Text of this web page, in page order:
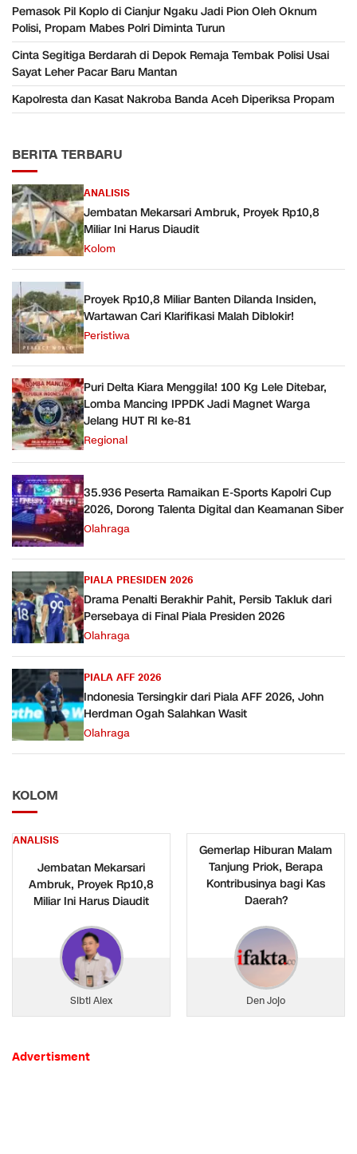
Pemasok Pil Koplo di Cianjur Ngaku Jadi Pion Oleh Oknum
Polisi, Propam Mabes Polri Diminta Turun
Cinta Segitiga Berdarah di Depok Remaja Tembak Polisi Usai
Sayat Leher Pacar Baru Mantan
Kapolresta dan Kasat Nakroba Banda Aceh Diperiksa Propam
BERITA TERBARU
ANALISIS
Jembatan Mekarsari Ambruk, Proyek Rp10,8
Miliar Ini Harus Diaudit
Kolom
Proyek Rp10,8 Miliar Banten Dilanda Insiden,
Wartawan Cari Klarifikasi Malah Diblokir!
Peristiwa
Puri Delta Kiara Menggila! 100 Kg Lele Ditebar,
Lomba Mancing IPPDK Jadi Magnet Warga
Jelang HUT RI ke-81
Regional
35.936 Peserta Ramaikan E-Sports Kapolri Cup
2026, Dorong Talenta Digital dan Keamanan Siber
Olahraga
PIALA PRESIDEN 2026
Drama Penalti Berakhir Pahit, Persib Takluk dari
Persebaya di Final Piala Presiden 2026
Olahraga
PIALA AFF 2026
Indonesia Tersingkir dari Piala AFF 2026, John
Herdman Ogah Salahkan Wasit
Olahraga
KOLOM
ANALISIS
Jembatan Mekarsari
Ambruk, Proyek Rp10,8
Miliar Ini Harus Diaudit
Sibti Alex
Gemerlap Hiburan Malam
Tanjung Priok, Berapa
Kontribusinya bagi Kas
Daerah?
Den Jojo
Advertisment